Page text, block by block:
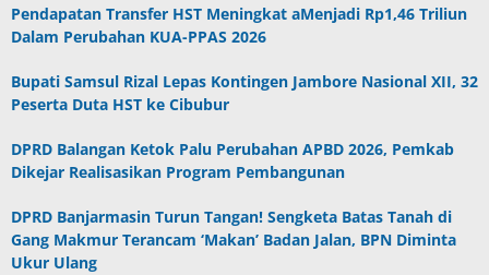
Pendapatan Transfer HST Meningkat aMenjadi Rp1,46 Triliun
Dalam Perubahan KUA-PPAS 2026
Bupati Samsul Rizal Lepas Kontingen Jambore Nasional XII, 32
Peserta Duta HST ke Cibubur
DPRD Balangan Ketok Palu Perubahan APBD 2026, Pemkab
Dikejar Realisasikan Program Pembangunan
DPRD Banjarmasin Turun Tangan! Sengketa Batas Tanah di
Gang Makmur Terancam ‘Makan’ Badan Jalan, BPN Diminta
Ukur Ulang